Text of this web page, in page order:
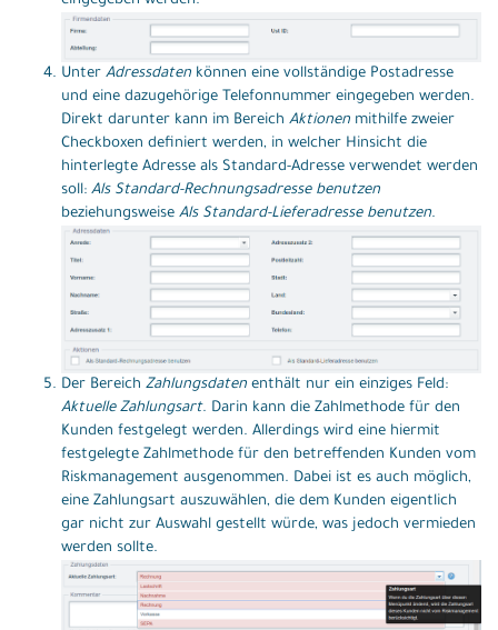
Unter Adressdaten können eine vollständige Postadresse
und eine dazugehörige Telefonnummer eingegeben werden.
Direkt darunter kann im Bereich Aktionen mithilfe zweier
Checkboxen definiert werden, in welcher Hinsicht die
hinterlegte Adresse als Standard-Adresse verwendet werden
soll: Als Standard-Rechnungsadresse benutzen
beziehungsweise Als Standard-Lieferadresse benutzen.
Der Bereich Zahlungsdaten enthält nur ein einziges Feld:
Aktuelle Zahlungsart. Darin kann die Zahlmethode für den
Kunden festgelegt werden. Allerdings wird eine hiermit
festgelegte Zahlmethode für den betreffenden Kunden vom
Riskmanagement ausgenommen. Dabei ist es auch möglich,
eine Zahlungsart auszuwählen, die dem Kunden eigentlich
gar nicht zur Auswahl gestellt würde, was jedoch vermieden
werden sollte.